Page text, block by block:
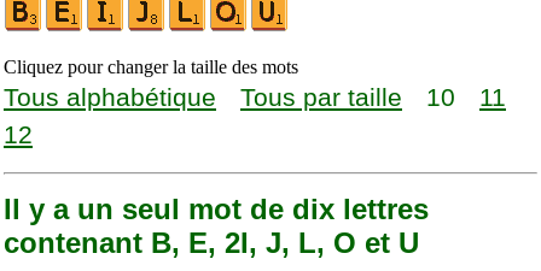
Cliquez pour changer la taille des mots
Tous alphabétique Tous par taille 10
11
12
Il y a un seul mot de dix lettres
contenant B, E, 2I, J, L, O et U